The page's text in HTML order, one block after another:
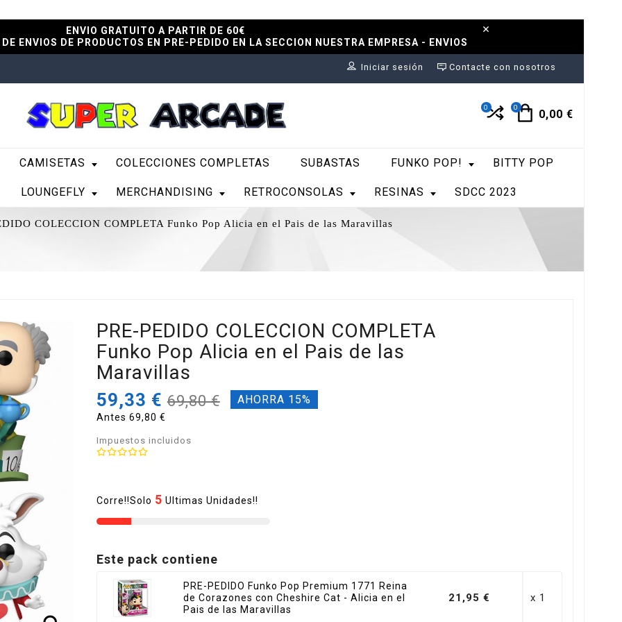
ENVIO GRATUITO A PARTIR DE 60€
ENVIOS DE PRODUCTOS EN PRE-PEDIDO EN LA SECCION NUESTRA EMPRESA - ENVIOS
Contacte con nosotros
Iniciar sesión
0
0,00 €
0
CAMISETAS COLECCIONES COMPLETAS SUBASTAS FUNKO POP! BITTY POP
LOUNGEFLY MERCHANDISING RETROCONSOLAS RESINAS SDCC 2023
COLECCION COMPLETA Funko Pop Alicia en el Pais de las Maravillas
PRE-PEDIDO COLECCION COMPLETA
Funko Pop Alicia en el Pais de las
Maravillas
59,33 €69,80 € AHORRA 15%
Antes 69,80 €
Impuestos incluidos
Corre!!Solo 5 Ultimas Unidades!!
Este pack contiene
PRE-PEDIDO Funko Pop Premium 1771 Reina
de Corazones con Cheshire Cat - Alicia en el
Pais de las Maravillas
21,95 € x 1